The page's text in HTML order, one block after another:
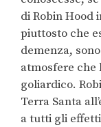
di Robin Hood
piuttosto che
demenza,
atmosfere
goliardico.
Terra Santa
a tutti gli